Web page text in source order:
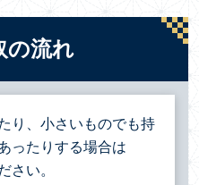
の流れ
り、小さいものでも持
ったりする場合は
さい。